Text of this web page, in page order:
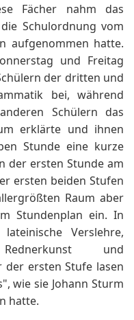
Fächer nahm das
Schulordnung vom
aufgenommen hatte.
und Freitag
der dritten und
bei, während
Schülern das
erklärte und ihnen
Stunde eine kurze
der ersten Stunde am
ersten beiden Stufen
Raum aber
Stundenplan ein. In
Verslehre,
und
der ersten Stufe lasen
wie sie Johann Sturm
hatte.